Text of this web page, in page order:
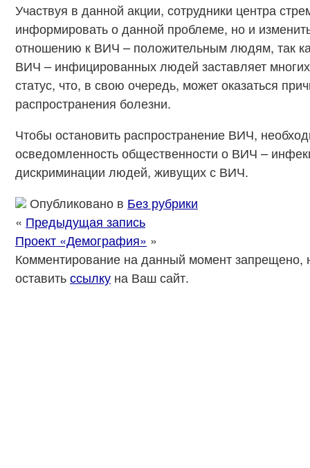
Участвуя в данной акции, сотрудники центра
информировать о данной проблеме, но и
отношению к ВИЧ – положительным людям, так
ВИЧ – инфицированных людей заставляет
статус, что, в свою очередь, может оказаться
распространения болезни.
Чтобы остановить распространение ВИЧ,
осведомленность общественности о ВИЧ –
дискриминации людей, живущих с ВИЧ.
Опубликовано в Без рубрики
« Предыдущая запись
Проект «Демография» »
Комментирование на данный момент запрещено,
оставитьссылку на Ваш сайт.